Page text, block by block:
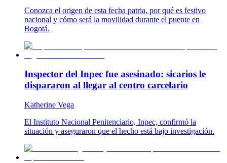
Conozca el origen de esta fecha patria, por qué es festivo
nacional y cómo será la movilidad durante el puente en
Bogotá.
Inspector del Inpec fue asesinado: sicarios le
dispararon al llegar al centro carcelario
Katherine Vega
El Instituto Nacional Penitenciario, Inpec, confirmó la
situación y aseguraron que el hecho está bajo investigación.